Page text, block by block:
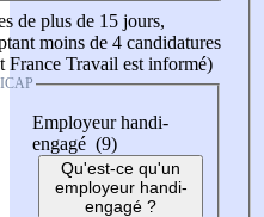
de plus de 15 jours,
moins de 4 candidatures
France Travail est informé)
Employeur handi-
engagé (9)
Qu'est-ce qu'un
employeur handi-
engagé ?